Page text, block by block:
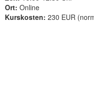
Ort: Online
Kurskosten: 230 EUR